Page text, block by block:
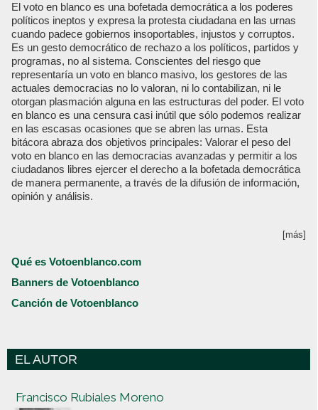
El voto en blanco es una bofetada democrática a los poderes
políticos ineptos y expresa la protesta ciudadana en las urnas
cuando padece gobiernos insoportables, injustos y corruptos.
Es un gesto democrático de rechazo a los políticos, partidos y
programas, no al sistema. Conscientes del riesgo que
representaría un voto en blanco masivo, los gestores de las
actuales democracias no lo valoran, ni lo contabilizan, ni le
otorgan plasmación alguna en las estructuras del poder. El voto
en blanco es una censura casi inútil que sólo podemos realizar
en las escasas ocasiones que se abren las urnas. Esta
bitácora abraza dos objetivos principales: Valorar el peso del
voto en blanco en las democracias avanzadas y permitir a los
ciudadanos libres ejercer el derecho a la bofetada democrática
de manera permanente, a través de la difusión de información,
opinión y análisis.
[más]
Qué es Votoenblanco.com
Banners de Votoenblanco
Canción de Votoenblanco
EL AUTOR
Francisco Rubiales Moreno